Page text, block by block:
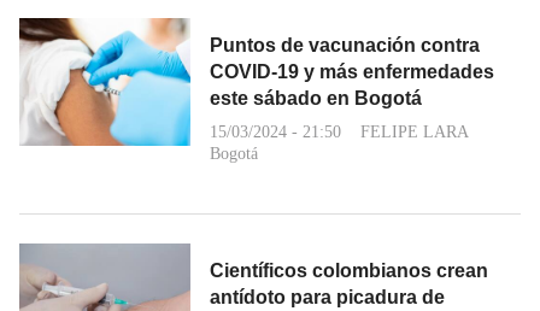
Puntos de vacunación contra
COVID-19 y más enfermedades
este sábado en Bogotá
15/03/2024 - 21:50
FELIPE LARA
Bogotá
Científicos colombianos crean
antídoto para picadura de